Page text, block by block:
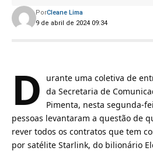
9 de abril de 2024 09:34
PorCleane Lima
D
urante uma coletiva de
da Secretaria de
Pimenta, nesta segunda-
pessoas levantaram a questão de
rever todos os contratos que tem
por satélite Starlink, do bilionário